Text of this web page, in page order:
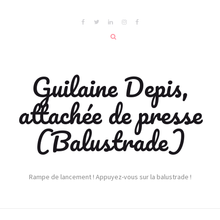
Guilaine Depis,
attachée de presse
(Balustrade)
Rampe de lancement ! Appuyez-vous sur la balustrade !